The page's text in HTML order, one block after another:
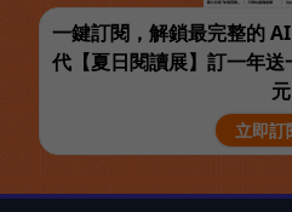
一鍵訂閱，解鎖最完整的
代【夏日閱讀展】訂一年
元
立即訂